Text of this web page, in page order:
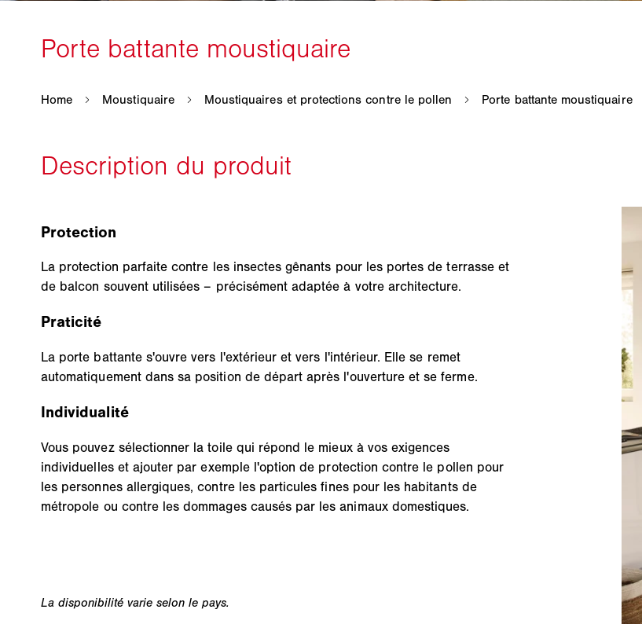
Protection
La protection parfaite contre les insectes gênants pour les portes de terrasse et
de balcon souvent utilisées – précisément adaptée à votre architecture.
Praticité
La porte battante s'ouvre vers l'extérieur et vers l'intérieur. Elle se remet
automatiquement dans sa position de départ après l'ouverture et se ferme.
Individualité
Vous pouvez sélectionner la toile qui répond le mieux à vos exigences
individuelles et ajouter par exemple l'option de protection contre le pollen pour
les personnes allergiques, contre les particules fines pour les habitants de
métropole ou contre les dommages causés par les animaux domestiques.